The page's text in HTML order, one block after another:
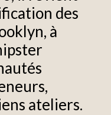
des
à
ateliers.